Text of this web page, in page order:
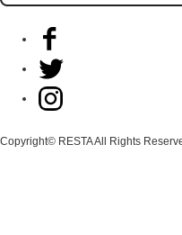
Copyright© RESTA All Rights